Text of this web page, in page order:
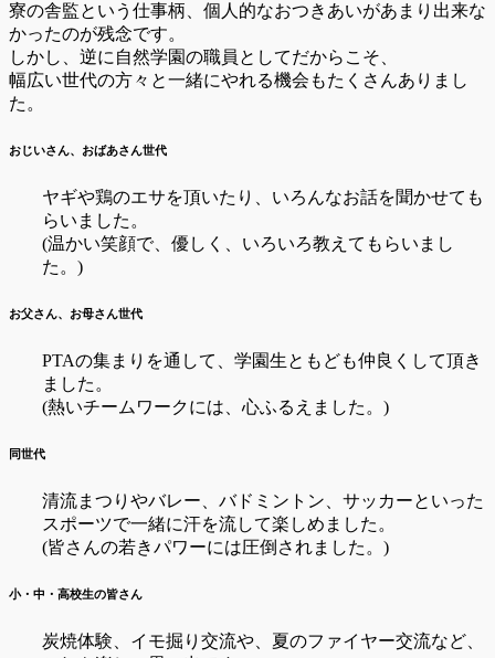
寮の舎監という仕事柄、個人的なおつきあいがあまり出来な
かったのが残念です。
しかし、逆に自然学園の職員としてだからこそ、
幅広い世代の方々と一緒にやれる機会もたくさんありまし
た。
おじいさん、おばあさん世代
ヤギや鶏のエサを頂いたり、いろんなお話を聞かせても
らいました。
(温かい笑顔で、優しく、いろいろ教えてもらいまし
た。)
お父さん、お母さん世代
PTAの集まりを通して、学園生ともども仲良くして頂き
ました。
(熱いチームワークには、心ふるえました。)
同世代
清流まつりやバレー、バドミントン、サッカーといった
スポーツで一緒に汗を流して楽しめました。
(皆さんの若きパワーには圧倒されました。)
小・中・高校生の皆さん
炭焼体験、イモ掘り交流や、夏のファイヤー交流など、